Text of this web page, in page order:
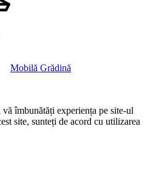
Mobilă Grădină
îmbunătăți experiența pe site-ul
site, sunteți de acord cu utilizarea